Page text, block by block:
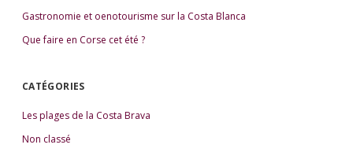
Gastronomie et oenotourisme sur la Costa Blanca
Que faire en Corse cet été ?
CATÉGORIES
Les plages de la Costa Brava
Non classé